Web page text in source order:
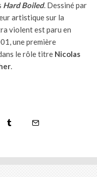
Hard Boiled. Dessiné par
artistique sur la
violent est paru en
une première
le rôle titre Nicolas
.